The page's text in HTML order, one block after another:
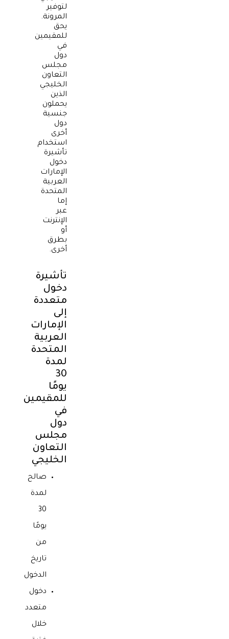
لتوفير
المرونة.
يحق
للمقيمين
في
دول
مجلس
التعاون
الخليجي
الذين
يحملون
جنسية
دول
أخرى
استخدام
تأشيرة
دخول
الإمارات
العربية
المتحدة
إما
عبر
الإنترنت
أو
بطرق
أخرى.
تأشيرة
دخول
متعددة
إلى
الإمارات
العربية
المتحدة
لمدة
30
يومًا
للمقيمين
في
دول
مجلس
التعاون
الخليجي
صالح
لمدة
30
يومًا
من
تاريخ
الدخول
دخول
متعدد
خلال